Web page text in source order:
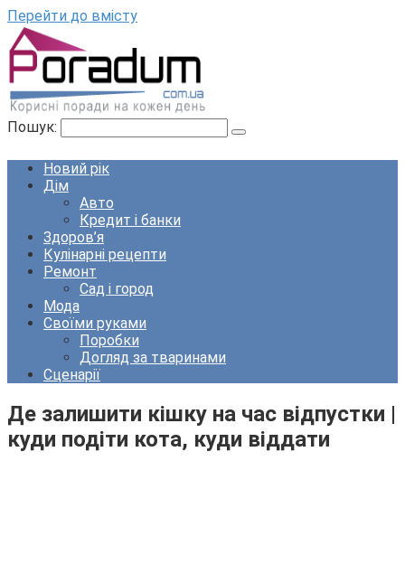
Перейти до вмісту
Пошук:
Новий рік
Дім
Авто
Кредит і банки
Здоров’я
Кулінарні рецепти
Ремонт
Сад і город
Мода
Своїми руками
Поробки
Догляд за тваринами
Сценарії
Де залишити кішку на час відпустки |
куди подіти кота, куди віддати